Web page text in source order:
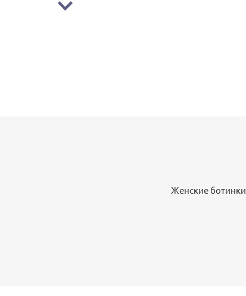
Женские ботинки